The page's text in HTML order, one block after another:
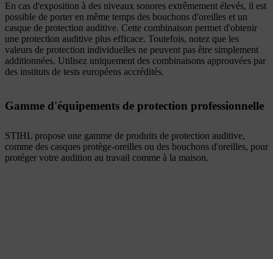
En cas d'exposition à des niveaux sonores extrêmement élevés, il est
possible de porter en même temps des bouchons d'oreilles et un
casque de protection auditive. Cette combinaison permet d'obtenir
une protection auditive plus efficace. Toutefois, notez que les
valeurs de protection individuelles ne peuvent pas être simplement
additionnées. Utilisez uniquement des combinaisons approuvées par
des instituts de tests européens accrédités.
Gamme d'équipements de protection professionnelle
STIHL propose une gamme de produits de protection auditive,
comme des casques protège-oreilles ou des bouchons d'oreilles, pour
protéger votre audition au travail comme à la maison.